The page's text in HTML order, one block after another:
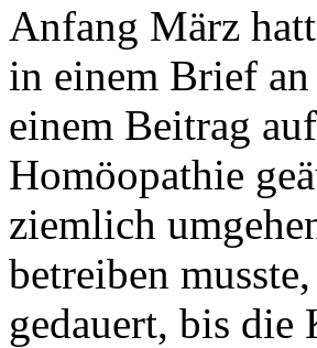
Anfang März
in einem Brief
einem Beitrag
Homöopathie
ziemlich
betreiben
gedauert, bis die